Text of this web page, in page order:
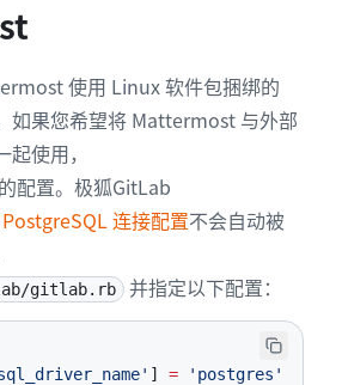
使用 Linux 软件包捆绑的
如果您希望将 Mattermost 与外部
使用，
配置。极狐GitLab
连接配置不会自动被
gitlab.rb 并指定以下配置：
] =
'postgres'